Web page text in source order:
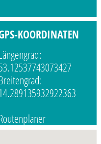
KOORDINATEN